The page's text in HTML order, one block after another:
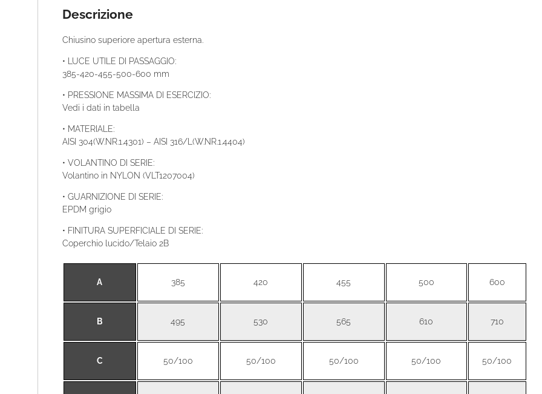
Descrizione
Chiusino superiore apertura esterna.
• LUCE UTILE DI PASSAGGIO:
385-420-455-500-600 mm
• PRESSIONE MASSIMA DI ESERCIZIO:
Vedi i dati in tabella
• MATERIALE:
AISI 304(W.NR.1.4301) – AISI 316/L(W.NR.1.4404)
• VOLANTINO DI SERIE:
Volantino in NYLON (VLT1207004)
• GUARNIZIONE DI SERIE:
EPDM grigio
• FINITURA SUPERFICIALE DI SERIE:
Coperchio lucido/Telaio 2B
A 385 420 455 500 600
B 495 530 565 610 710
C 50/100 50/100 50/100 50/100 50/100